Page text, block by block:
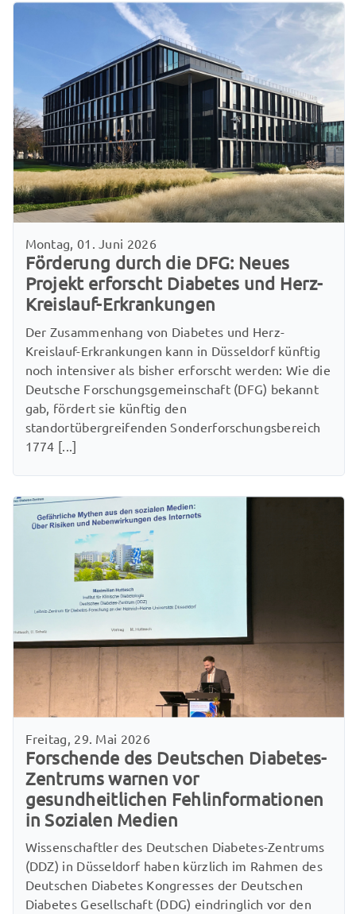
Montag, 01. Juni 2026
Förderung durch die DFG: Neues
Projekt erforscht Diabetes und Herz-
Kreislauf-Erkrankungen
Der Zusammenhang von Diabetes und Herz-
Kreislauf-Erkrankungen kann in Düsseldorf künftig
noch intensiver als bisher erforscht werden: Wie die
Deutsche Forschungsgemeinschaft (DFG) bekannt
gab, fördert sie künftig den
standortübergreifenden Sonderforschungsbereich
1774 [...]
Freitag, 29. Mai 2026
Forschende des Deutschen Diabetes-
Zentrums warnen vor
gesundheitlichen Fehlinformationen
in Sozialen Medien
Wissenschaftler des Deutschen Diabetes-Zentrums
(DDZ) in Düsseldorf haben kürzlich im Rahmen des
Deutschen Diabetes Kongresses der Deutschen
Diabetes Gesellschaft (DDG) eindringlich vor den